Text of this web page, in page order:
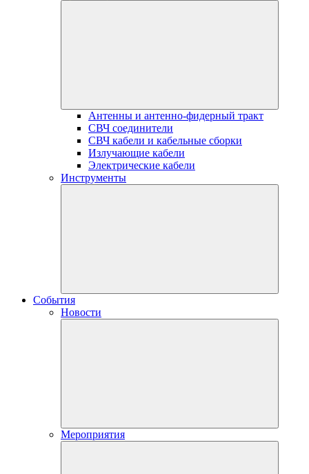
Антенны и антенно-фидерный тракт
СВЧ соединители
СВЧ кабели и кабельные сборки
Излучающие кабели
Электрические кабели
Инструменты
События
Новости
Мероприятия